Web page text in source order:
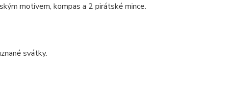
motivem, kompas a 2 pirátské mince.
svátky.